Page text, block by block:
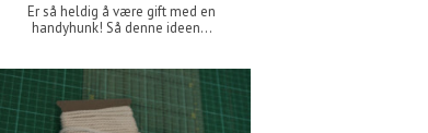
Er så heldig å være gift med en
handyhunk! Så denne ideen...